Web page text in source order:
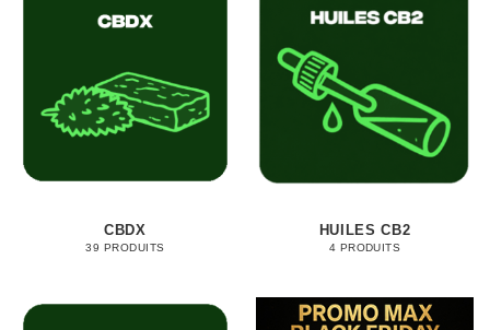
CBDX
39 PRODUITS
HUILES CB2
4 PRODUITS